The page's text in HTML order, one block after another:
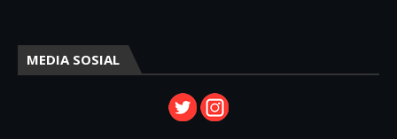
MEDIA SOSIAL